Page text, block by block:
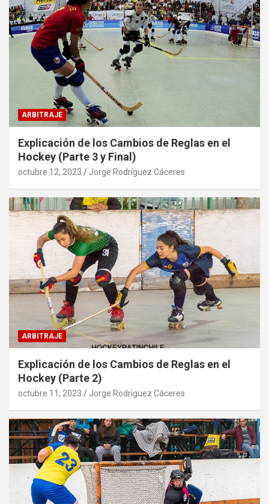
ARBITRAJE
Explicación de los Cambios de Reglas en el
Hockey (Parte 3 y Final)
octubre 12, 2023 Jorge Rodríguez Cáceres
ARBITRAJE
Explicación de los Cambios de Reglas en el
Hockey (Parte 2)
octubre 11, 2023 Jorge Rodríguez Cáceres